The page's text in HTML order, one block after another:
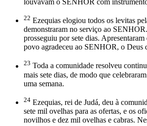
22 Ezequias elogiou todos os levitas
demonstraram no serviço ao
prosseguiu por sete dias.
povo agradeceu ao SENHOR, o Deus
23 Toda a comunidade resolveu
mais sete dias, de modo que
uma semana.
24 Ezequias, rei de Judá, deu à
sete mil ovelhas para as ofertas, e os
novilhos e dez mil ovelhas e cabras.